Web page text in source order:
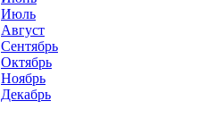
Июль
Август
Сентябрь
Октябрь
Ноябрь
Декабрь